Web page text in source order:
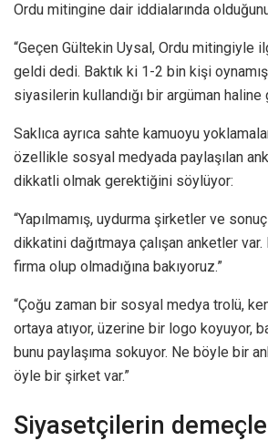
Ordu mitingine dair iddialarında
“Geçen Gültekin Uysal, Ordu mitingiyle
geldi dedi. Baktık ki 1-2 bin kişi
siyasilerin kullandığı bir argüman haline
Saklıca ayrıca sahte kamuoyu
özellikle sosyal medyada paylaşılan
dikkatli olmak gerektiğini söylüyor:
“Yapılmamış, uydurma şirketler ve
dikkatini dağıtmaya çalışan anketler
firma olup olmadığına bakıyoruz.”
“Çoğu zaman bir sosyal medya trolü,
ortaya atıyor, üzerine bir logo koyuyor,
bunu paylaşıma sokuyor. Ne böyle bir
öyle bir şirket var.”
Siyasetçilerin